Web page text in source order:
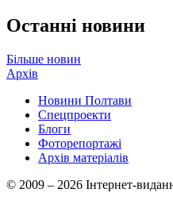
Останні новини
Більше новин
Архів
Новини Полтави
Спецпроекти
Блоги
Фоторепортажі
Архів матеріалів
© 2009 – 2026 Інтернет-